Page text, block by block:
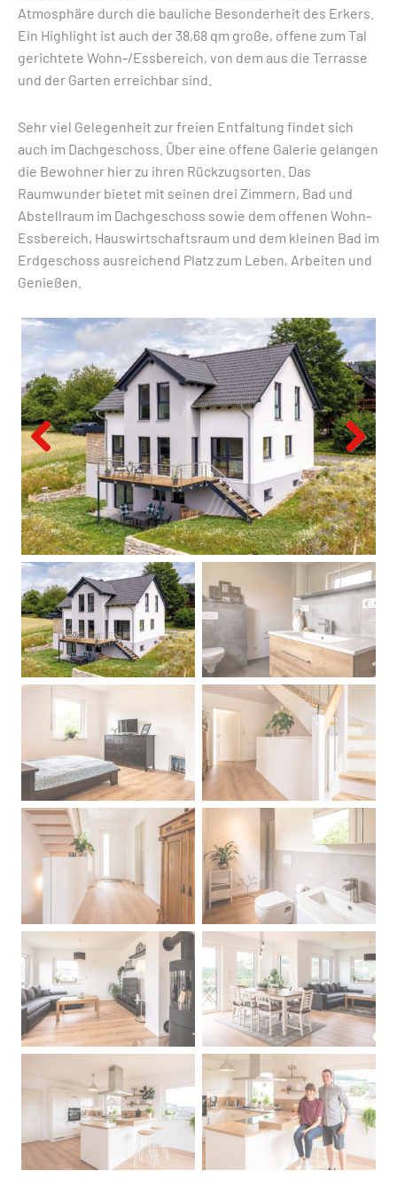
Atmosphäre durch die bauliche Besonderheit des Erkers.
Ein Highlight ist auch der 38,68 qm große, offene zum Tal
gerichtete Wohn-/Ess­bereich, von dem aus die Terrasse
und der Garten erreichbar sind.
Sehr viel Gelegenheit zur freien Entfaltung findet sich
auch im Dachgeschoss. Über eine offene Galerie gelangen
die Be­wohner hier zu ihren Rückzugsorten. Das
Raumwunder bietet mit seinen drei Zimmern, Bad und
Abstellraum im Dachgeschoss sowie dem offenen Wohn-
Essbereich, Hauswirt­schafts­raum und dem kleinen Bad im
Erdgeschoss ausreichend Platz zum Leben, Arbeiten und
Genießen.
Previous Next